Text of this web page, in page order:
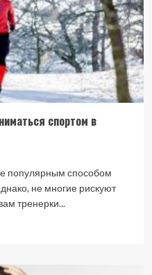
спортом в
популярным способом
не многие рискуют
тренерки...